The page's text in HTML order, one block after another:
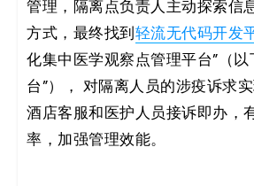
管理，隔离点负责人主动探索信
方式，最终找到 轻流无代码开发
化集中医学观察点管理平台”（以
台”）， 对隔离人员的涉疫诉求
酒店客服和医护人员接诉即办，
率，加强管理效能。